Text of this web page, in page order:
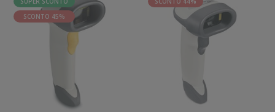
SCONTO 45%